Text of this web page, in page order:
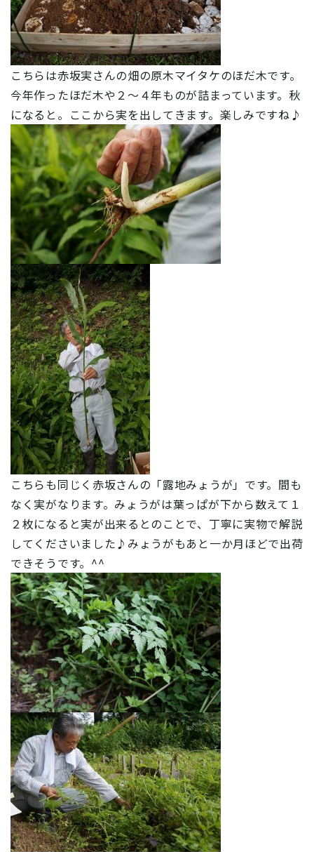
こちらは赤坂実さんの畑の原木マイタケのほだ木です。
今年作ったほだ木や２～４年ものが詰まっています。秋
になると。ここから実を出してきます。楽しみですね♪
こちらも同じく赤坂さんの「露地みょうが」です。間も
なく実がなります。みょうがは葉っぱが下から数えて１
２枚になると実が出来るとのことで、丁寧に実物で解説
してくださいました♪みょうがもあと一か月ほどで出荷
できそうです。^^